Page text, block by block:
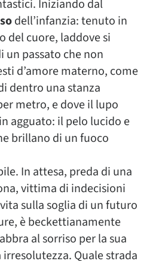
Iniziando dal
dell’infanzia: tenuto in
del cuore, laddove si
passato che non
d’amore materno, come
dentro una stanza
metro, e dove il lupo
agguato: il pelo lucido e
brillano di un fuoco
In attesa, preda di una
vittima di indecisioni
sulla soglia di un futuro
è beckettianamente
al sorriso per la sua
Quale strada